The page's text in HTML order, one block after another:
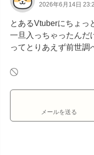
2026年6月14日
とあるVtuberにちょっ
一旦入っちゃったん
ってとりあえず前世調
メールを送る